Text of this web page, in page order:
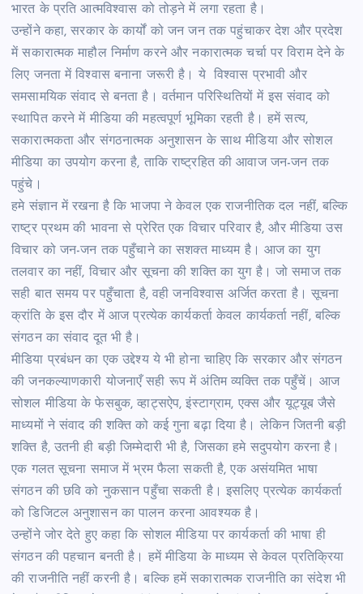
भारत के प्रति आत्मविश्वास को तोड़ने में लगा रहता है।
उन्होंने कहा, सरकार के कार्यों को जन जन तक पहुंचाकर देश और प्रदेश
में सकारात्मक माहौल निर्माण करने और नकारात्मक चर्चा पर विराम देने के
लिए जनता में विश्वास बनाना जरूरी है। ये विश्वास प्रभावी और
समसामयिक संवाद से बनता है। वर्तमान परिस्थितियों में इस संवाद को
स्थापित करने में मीडिया की महत्वपूर्ण भूमिका रहती है। हमें सत्य,
सकारात्मकता और संगठनात्मक अनुशासन के साथ मीडिया और सोशल
मीडिया का उपयोग करना है, ताकि राष्ट्रहित की आवाज जन-जन तक
पहुंचे।
हमे संज्ञान में रखना है कि भाजपा ने केवल एक राजनीतिक दल नहीं, बल्कि
राष्ट्र प्रथम की भावना से प्रेरित एक विचार परिवार है, और मीडिया उस
विचार को जन-जन तक पहुँचाने का सशक्त माध्यम है। आज का युग
तलवार का नहीं, विचार और सूचना की शक्ति का युग है। जो समाज तक
सही बात समय पर पहुँचाता है, वही जनविश्वास अर्जित करता है। सूचना
क्रांति के इस दौर में आज प्रत्येक कार्यकर्ता केवल कार्यकर्ता नहीं, बल्कि
संगठन का संवाद दूत भी है।
मीडिया प्रबंधन का एक उद्देश्य ये भी होना चाहिए कि सरकार और संगठन
की जनकल्याणकारी योजनाएँ सही रूप में अंतिम व्यक्ति तक पहुँचें। आज
सोशल मीडिया के फेसबुक, व्हाट्सऐप, इंस्टाग्राम, एक्स और यूट्यूब जैसे
माध्यमों ने संवाद की शक्ति को कई गुना बढ़ा दिया है। लेकिन जितनी बड़ी
शक्ति है, उतनी ही बड़ी जिम्मेदारी भी है, जिसका हमे सदुपयोग करना है।
एक गलत सूचना समाज में भ्रम फैला सकती है, एक असंयमित भाषा
संगठन की छवि को नुकसान पहुँचा सकती है। इसलिए प्रत्येक कार्यकर्ता
को डिजिटल अनुशासन का पालन करना आवश्यक है।
उन्होंने जोर देते हुए कहा कि सोशल मीडिया पर कार्यकर्ता की भाषा ही
संगठन की पहचान बनती है। हमें मीडिया के माध्यम से केवल प्रतिक्रिया
की राजनीति नहीं करनी है। बल्कि हमें सकारात्मक राजनीति का संदेश भी